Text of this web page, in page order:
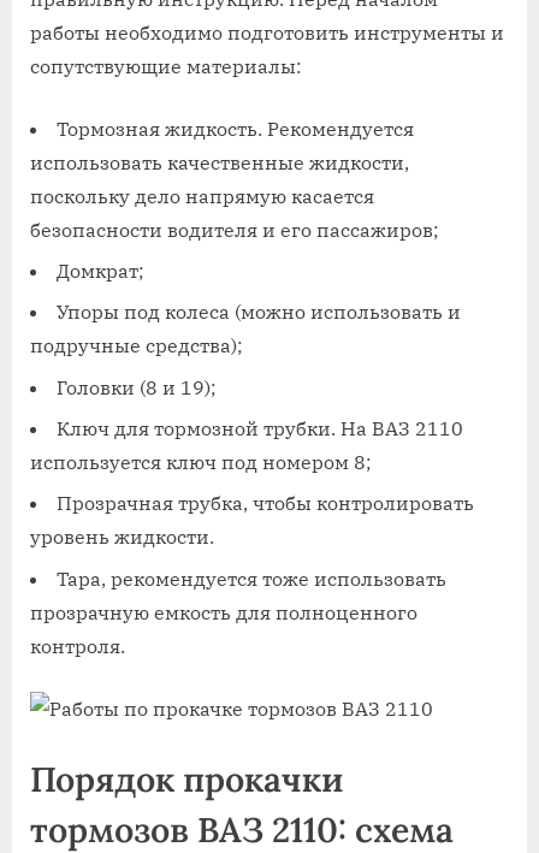
работы необходимо подготовить инструменты и
сопутствующие материалы:
Тормозная жидкость. Рекомендуется
использовать качественные жидкости,
поскольку дело напрямую касается
безопасности водителя и его пассажиров;
Домкрат;
Упоры под колеса (можно использовать и
подручные средства);
Головки (8 и 19);
Ключ для тормозной трубки. На ВАЗ 2110
используется ключ под номером 8;
Прозрачная трубка, чтобы контролировать
уровень жидкости.
Тара, рекомендуется тоже использовать
прозрачную емкость для полноценного
контроля.
Порядок прокачки
тормозов ВАЗ 2110: схема